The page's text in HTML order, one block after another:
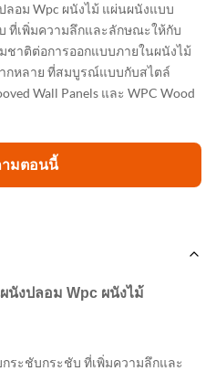
อม Wpc ผนังไม้ แผ่นผนังแบบ
ที่เพิ่มความลึกและลักษณะให้กับ
ชาติต่อการออกแบบภายในผนังไม้
กหลาย ที่สมบูรณ์แบบกับสไตล์
Wall Panels และ WPC Wood
มตอนนี้
งปลอม Wpc ผนังไม้
ระชับกระชับ ที่เพิ่มความลึกและ